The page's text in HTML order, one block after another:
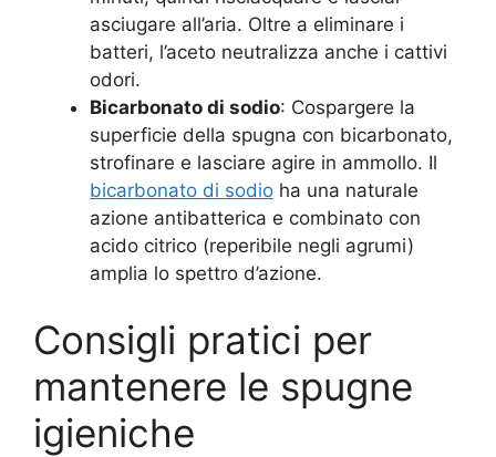
asciugare all’aria. Oltre a eliminare i
batteri, l’aceto neutralizza anche i cattivi
odori.
Bicarbonato di sodio: Cospargere la
superficie della spugna con bicarbonato,
strofinare e lasciare agire in ammollo. Il
bicarbonato di sodio ha una naturale
azione antibatterica e combinato con
acido citrico (reperibile negli agrumi)
amplia lo spettro d’azione.
Consigli pratici per
mantenere le spugne
igieniche